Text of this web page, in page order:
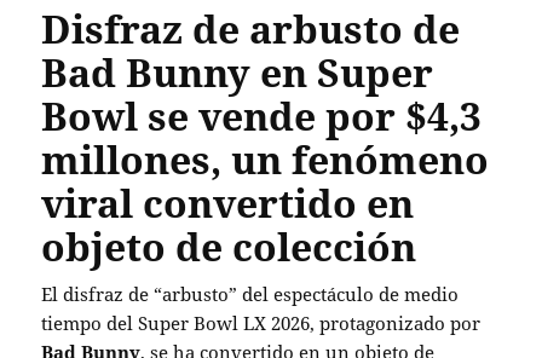
Disfraz de arbusto de
Bad Bunny en Super
Bowl se vende por $4,3
millones, un fenómeno
viral convertido en
objeto de colección
El disfraz de “arbusto” del espectáculo de medio
tiempo del Super Bowl LX 2026, protagonizado por
Bad Bunny, se ha convertido en un objeto de